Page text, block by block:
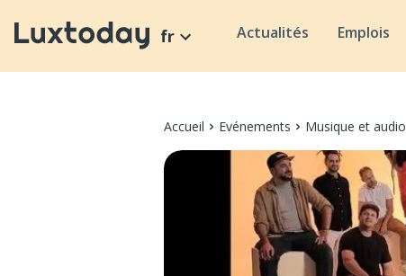
fr Actualités Emplois
Accueil Evénements Musique et audio